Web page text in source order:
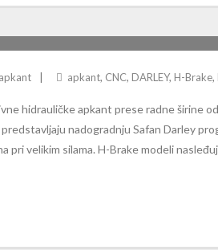
apkant, CNC, DARLEY, H-Brake,
hidrauličke apkant prese radne
nadogradnju Safan Darley
pri velikim silama. H-Brake modeli